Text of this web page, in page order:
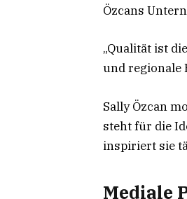
Özcans
„Qualität ist
und regionale
Sally Özcan
steht für die
inspiriert sie
Mediale